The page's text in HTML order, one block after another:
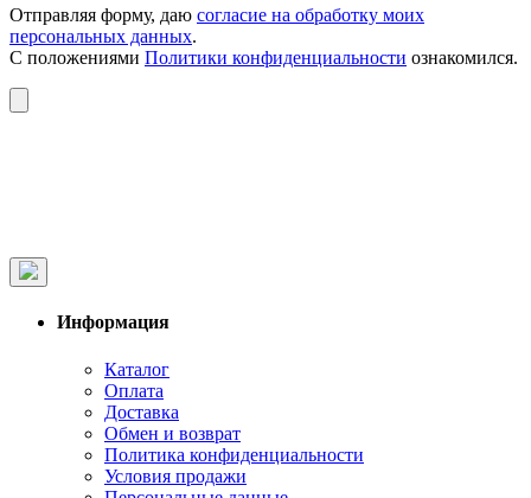
Отправляя форму, даю согласие на обработку моих
персональных данных.
С положениями Политики конфиденциальности ознакомился.
Информация
Каталог
Оплата
Доставка
Обмен и возврат
Политика конфиденциальности
Условия продажи